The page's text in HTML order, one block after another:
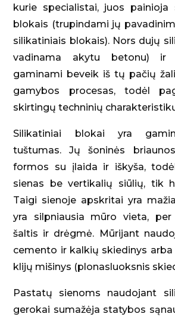
kurie specialistai, juos
blokais (trupindami jų
silikatiniais blokais). Nors dujų
vadinama akytu betonu) ir
gaminami beveik iš tų pačių
gamybos procesas, todėl
skirtingų techninių
Silikatiniai blokai yra
tuštumas. Jų šoninės
formos su įlaida ir iškyša,
sienas be vertikalių siūlių, tik
Taigi sienoje apskritai yra
yra silpniausia mūro vieta,
šaltis ir drėgmė. Mūrijant
cemento ir kalkių skiedinys arba
klijų mišinys (plonasluoksnis
Pastatų sienoms naudojant
gerokai sumažėja statybos